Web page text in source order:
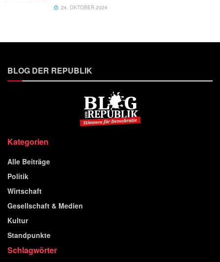
24. OKTOBER 2024
BLOG DER REPUBLIK
Kategorien
Alle Beiträge
Politik
Wirtschaft
Gesellschaft & Medien
Kultur
Standpunkte
Schlagwörter